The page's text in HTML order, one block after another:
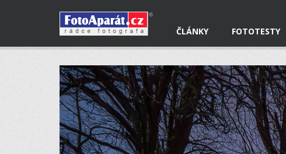
ČLÁNKY FOTOTESTY